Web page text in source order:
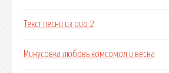
Текст песни из рио 2
Минусовка любовь комсомол и весна